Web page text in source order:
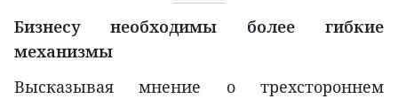
Бизнесу необходимы более гибкие
механизмы
Высказывая мнение о трехстороннем